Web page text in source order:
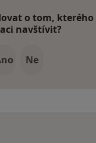
o tom,
navštívit?
Ne